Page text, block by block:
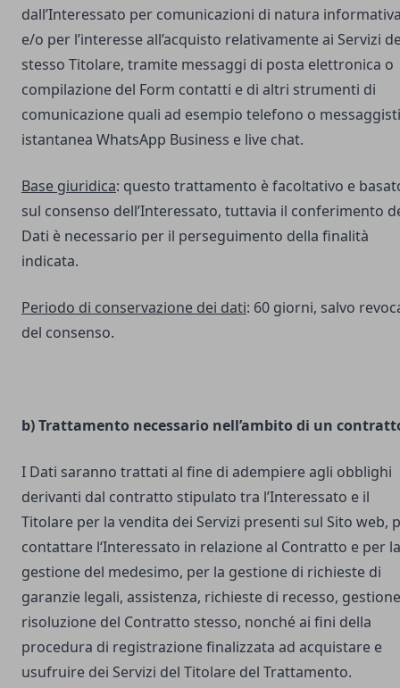
dall’Interessato per comunicazioni di natura
e/o per l’interesse all’acquisto relativamente ai Servizi
stesso Titolare, tramite messaggi di posta elettronica o
compilazione del Form contatti e di altri strumenti di
comunicazione quali ad esempio telefono o
istantanea WhatsApp Business e live chat.
Base giuridica: questo trattamento è facoltativo e
sul consenso dell’Interessato, tuttavia il conferimento
Dati è necessario per il perseguimento della finalità
indicata.
Periodo di conservazione dei dati: 60 giorni, salvo
del consenso.
b) Trattamento necessario nell’ambito di un
I Dati saranno trattati al fine di adempiere agli obblighi
derivanti dal contratto stipulato tra l’Interessato e il
Titolare per la vendita dei Servizi presenti sul Sito web,
contattare l‘Interessato in relazione al Contratto e per la
gestione del medesimo, per la gestione di richieste di
garanzie legali, assistenza, richieste di recesso,
risoluzione del Contratto stesso, nonché ai fini della
procedura di registrazione finalizzata ad acquistare e
usufruire dei Servizi del Titolare del Trattamento.